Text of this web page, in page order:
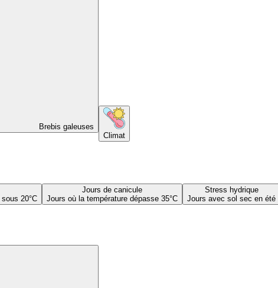
Brebis galeuses
Climat
20°C
Jours de canicule
Jours où la température dépasse 35°C
Stress hydrique
Jours avec sol sec en été